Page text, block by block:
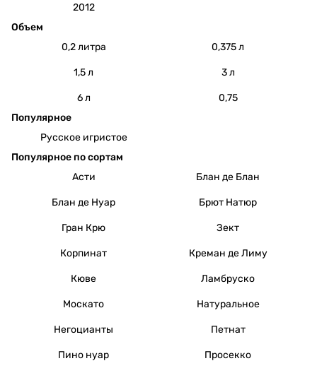
2012
Объем
0,2 литра
0,375 л
1,5 л 3 л
6 л
0,75
Популярное
Русское игристое
Популярное по сортам
Асти
Блан де Блан
Блан де Нуар Брют Натюр
Гран Крю Зект
Корпинат Креман де Лиму
Кюве Ламбруско
Москато Натуральное
Негоцианты Петнат
Пино нуар Просекко